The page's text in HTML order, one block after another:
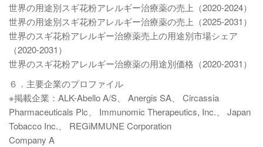
世界の用途別スギ花粉アレルギー治療薬の売上（2020-2024）
世界の用途別スギ花粉アレルギー治療薬の売上（2025-2031）
世界のスギ花粉アレルギー治療薬売上の用途別市場シェア
（2020-2031）
世界のスギ花粉アレルギー治療薬の用途別価格（2020-2031）
６．主要企業のプロファイル
※掲載企業：ALK-Abello A/S、 Anergis SA、 Circassia
Pharmaceuticals Plc、 Immunomic Therapeutics, Inc.、 Japan
Tobacco Inc.、 REGiMMUNE Corporation
Company A